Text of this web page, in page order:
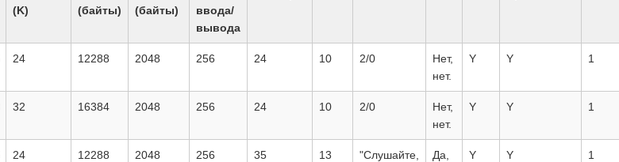
(K)
(байты)
(байты)
ввода/
вывода
24 12288 2048 256 24 10 2/0
Нет,
нет.
Y Y 1
32 16384 2048 256 24 10 2/0
Нет,
нет.
Y Y 1
24 12288 2048 256 35 13
"Слушайте,
Да,
Y Y 1